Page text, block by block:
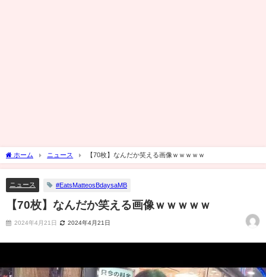
ホーム ニュース 【70枚】なんだか笑える画像ｗｗｗｗｗ
ニュース #EatsMatteosBdaysaMB
【70枚】なんだか笑える画像ｗｗｗｗｗ
2024年4月21日 2024年4月21日